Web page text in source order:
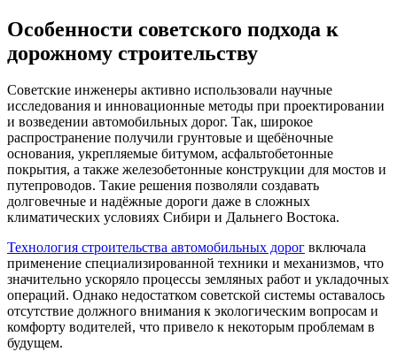
Особенности советского подхода к
дорожному строительству
Советские инженеры активно использовали научные
исследования и инновационные методы при проектировании
и возведении автомобильных дорог. Так, широкое
распространение получили грунтовые и щебёночные
основания, укрепляемые битумом, асфальтобетонные
покрытия, а также железобетонные конструкции для мостов и
путепроводов. Такие решения позволяли создавать
долговечные и надёжные дороги даже в сложных
климатических условиях Сибири и Дальнего Востока.
Технология строительства автомобильных дорог включала
применение специализированной техники и механизмов, что
значительно ускоряло процессы земляных работ и укладочных
операций. Однако недостатком советской системы оставалось
отсутствие должного внимания к экологическим вопросам и
комфорту водителей, что привело к некоторым проблемам в
будущем.